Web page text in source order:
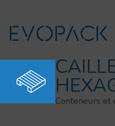
contenu
Conteneurs et